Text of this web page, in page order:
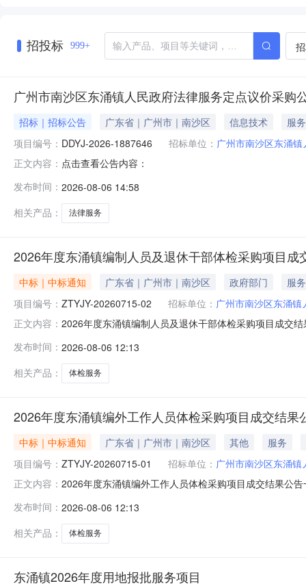
招投标 999+
广州市南沙区东涌镇人民政府法律服务定点议价采购
招标｜招标公告 广东省｜广州市｜南沙区 信息技术
服务
项目编号： DDYJ-2026-1887646 招标单位： 广州市南沙区东涌镇
正文内容： 点击查看公告内容：
发布时间： 2026-08-06 14:58
相关产品：
法律服务
2026年度东涌镇编制人员及退休干部体检采购项目成
中标｜中标通知 广东省｜广州市｜南沙区 政府部门
服务
项目编号： ZTYJY-20260715-02 招标单位： 广州市南沙区东涌镇
正文内容： 2026年度东涌镇编制人员及退休干部体检采购项目成交
格性评审符合性评审商务得分技术得分价格得分综合得
发布时间： 2026-08-06 12:13
相关产品：
体检服务
2026年度东涌镇编外工作人员体检采购项目成交结果
中标｜中标通知 广东省｜广州市｜南沙区 其他
服务
项目编号： ZTYJY-20260715-01 招标单位： 广州市南沙区东涌镇
正文内容： 2026年度东涌镇编外工作人员体检采购项目成交结果公
性评审符合性评审商务得分技术得分价格得分综合得分
发布时间： 2026-08-06 12:13
相关产品：
体检服务
东涌镇2026年度用地报批服务项目